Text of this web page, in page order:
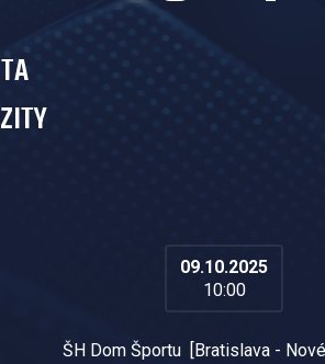
09.10.2025
10:00
ŠH Dom Športu [Bratislava -